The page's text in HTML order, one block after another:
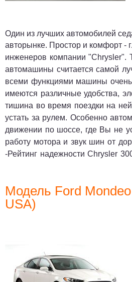
Один из лучших автомобилей
авторынке. Простор и комфорт -
инженеров компании "Chrysler".
автомашины считается самой
всеми функциями машины
имеются различные удобства,
тишина во время поездки на
устать за рулем. Особенно
движении по шоссе, где Вы не
работу мотора и звук шин от
-Рейтинг надежностиChrysler
Модель Ford
USA)